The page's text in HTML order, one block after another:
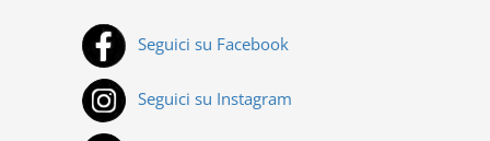
Seguici su Facebook
Seguici su Instagram